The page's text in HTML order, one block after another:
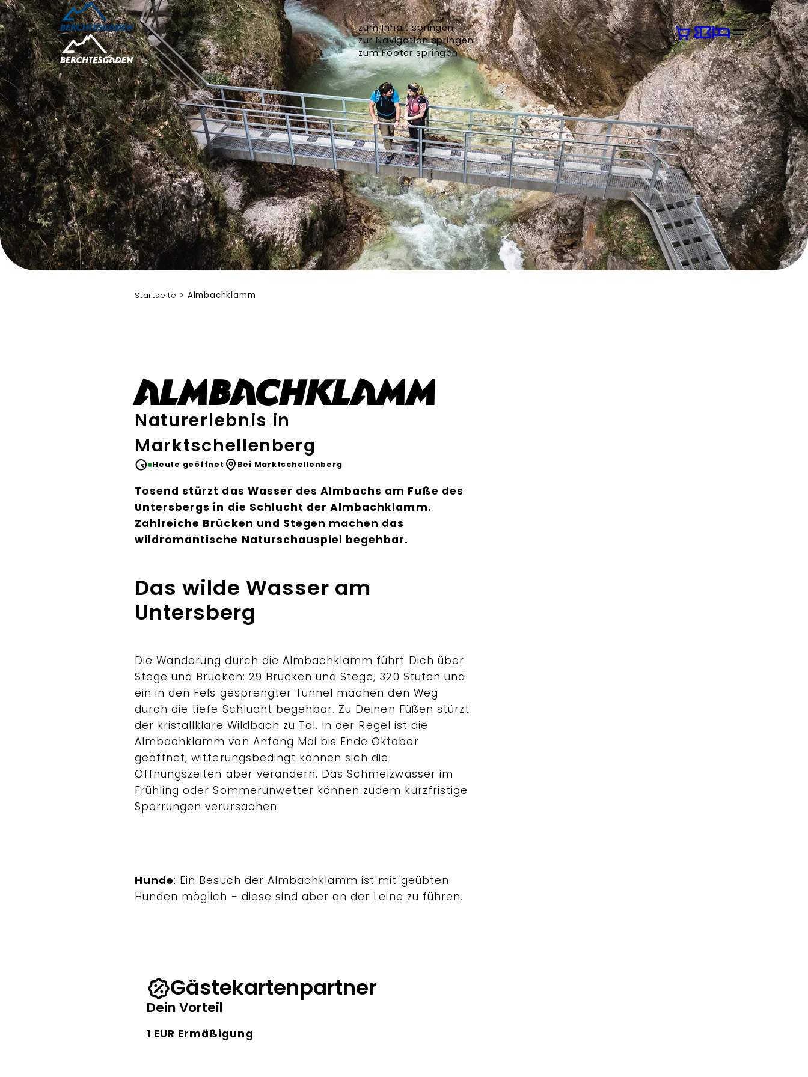
zum Inhalt springen
zur Navigation springen
zum Footer springen
Startseite Almbachklamm
Almbachklamm
Naturerlebnis in
Marktschellenberg
Heute geöffnet Bei Marktschellenberg
Tosend stürzt das Wasser des Almbachs am Fuße des
Untersbergs in die Schlucht der Almbachklamm.
Zahlreiche Brücken und Stegen machen das
wildromantische Naturschauspiel begehbar.
Das wilde Wasser am
Untersberg
Die Wanderung durch die Almbachklamm führt Dich über
Stege und Brücken: 29 Brücken und Stege, 320 Stufen und
ein in den Fels gesprengter Tunnel machen den Weg
durch die tiefe Schlucht begehbar. Zu Deinen Füßen stürzt
der kristallklare Wildbach zu Tal. In der Regel ist die
Almbachklamm von Anfang Mai bis Ende Oktober
geöffnet, witterungsbedingt können sich die
Öffnungszeiten aber verändern. Das Schmelzwasser im
Frühling oder Sommerunwetter können zudem kurzfristige
Sperrungen verursachen.
Hunde: Ein Besuch der Almbachklamm ist mit geübten
Hunden möglich - diese sind aber an der Leine zu führen.
Gästekartenpartner
Dein Vorteil
1 EUR Ermäßigung